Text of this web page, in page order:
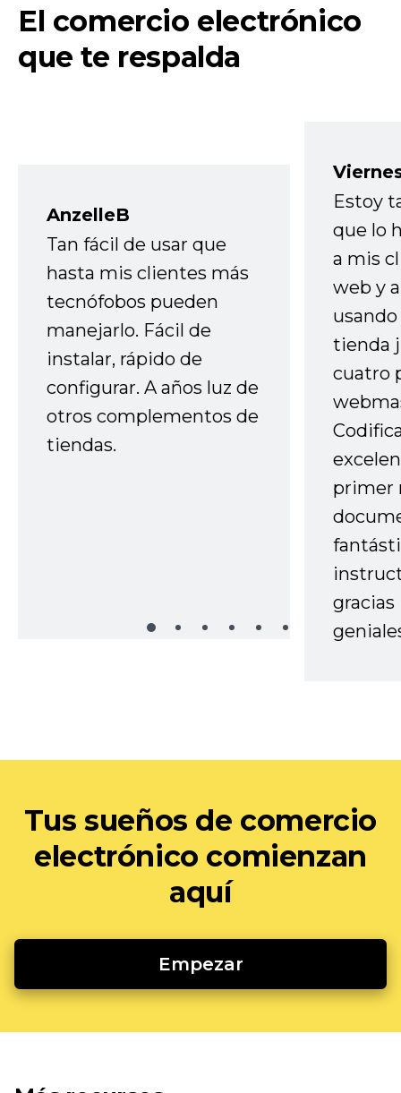
El comercio electrónico
que te respalda
AnzelleB
Tan fácil de usar que
hasta mis clientes más
tecnófobos pueden
manejarlo. Fácil de
instalar, rápido de
configurar. A años luz de
otros complementos de
tiendas.
Estoy
que lo
a mis
web y
tienda
cuatro
primer
gracias
Tus sueños de comercio
electrónico comienzan
aquí
Empezar